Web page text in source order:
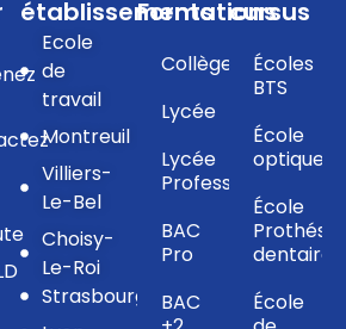
établissements
Ecole
de
travail
Montreuil
Villiers-
Le-Bel
Choisy-
Le-Roi
Strasbourg
Formations
Collège
Lycée
Lycée
Professionnel
BAC
Pro
BAC
cursus
Écoles
BTS
École
optique
École
dentaire
École